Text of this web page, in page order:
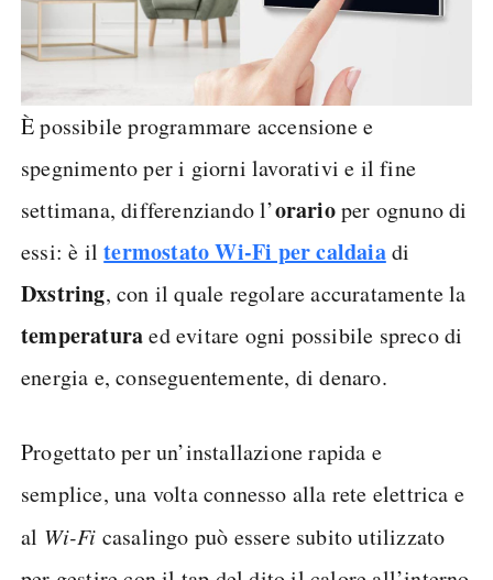
È possibile programmare accensione e
spegnimento per i giorni lavorativi e il fine
settimana, differenziando l’orarioper ognuno di
essi: è iltermostato Wi-Fi per caldaiadi
Dxstring, con il quale regolare accuratamente la
temperaturaed evitare ogni possibile spreco di
energia e, conseguentemente, di denaro.
Progettato per un’installazione rapida e
semplice, una volta connesso alla rete elettrica e
al Wi-Fi casalingo può essere subito utilizzato